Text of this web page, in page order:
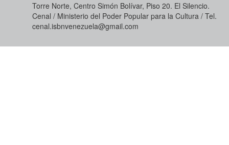
Torre Norte, Centro Simón Bolívar, Piso 20. El Silencio.
Cenal / Ministerio del Poder Popular para la Cultura / Tel.
cenal.isbnvenezuela@gmail.com